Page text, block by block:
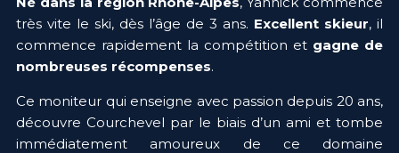
très vite le ski, dès l’âge de 3 ans. Excellent skieur, il
commence rapidement la compétition et gagne de
nombreuses récompenses.
Ce moniteur qui enseigne avec passion depuis 20 ans,
découvre Courchevel par le biais d’un ami et tombe
immédiatement amoureux de ce domaine